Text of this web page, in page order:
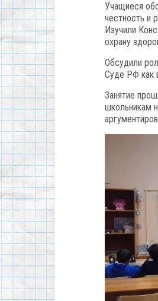
Учащиеся
честность и
Изучили
охрану
Обсудили
Суде РФ как
Занятие
школьникам